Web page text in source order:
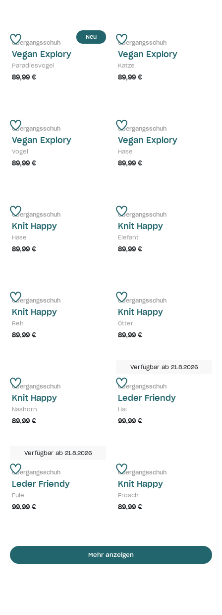
Neu
Übergangsschuh
Vegan Explory
Paradiesvogel
89,99 €
Übergangsschuh
Vegan Explory
Katze
89,99 €
Übergangsschuh
Vegan Explory
Vogel
89,99 €
Übergangsschuh
Vegan Explory
Hase
89,99 €
Übergangsschuh
Knit Happy
Hase
89,99 €
Übergangsschuh
Knit Happy
Elefant
89,99 €
Übergangsschuh
Knit Happy
Reh
89,99 €
Übergangsschuh
Knit Happy
Otter
89,99 €
Übergangsschuh
Knit Happy
Nashorn
89,99 €
Verfügbar ab 21.8.2026
Übergangsschuh
Leder Friendy
Hai
99,99 €
Verfügbar ab 21.8.2026
Übergangsschuh
Leder Friendy
Eule
99,99 €
Übergangsschuh
Knit Happy
Frosch
89,99 €
Mehr anzeigen